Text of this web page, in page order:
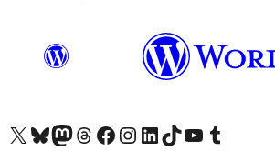
Visit our X (formerly Twitter) account
Visit our Bluesky account
Visit our Mastodon account
Visit our Threads account
Visit our Facebook page
Visit our Instagram account
Visit our LinkedIn account
Visit our TikTok account
Näytä YouTube-kanava
Visit our Tumblr account